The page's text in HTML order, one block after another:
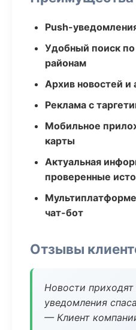
Push-
Удобный поиск по
районам
Архив новостей и
Реклама с
Мобильное
карты
Актуальная
проверенные
чат-бот
Отзывы
Новости
уведомления
— Клиент